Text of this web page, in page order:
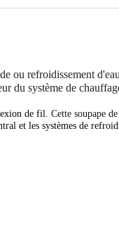
ou refroidissement
du système de
de fil. Cette soupape
et les systèmes de